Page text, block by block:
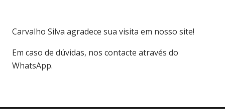
Carvalho Silva agradece sua visita em nosso site!
Em caso de dúvidas, nos contacte através do
WhatsApp.